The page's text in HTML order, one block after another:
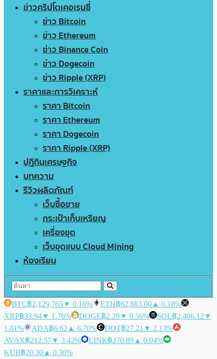
ข่าวคริปโตเคอเรนซี่
ข่าว Bitcoin
ข่าว Ethereum
ข่าว Binance Coin
ข่าว Dogecoin
ข่าว Ripple (XRP)
ราคาและการวิเคราะห์
ราคา Bitcoin
ราคา Ethereum
ราคา Dogecoin
ราคา Ripple (XRP)
ปฏิทินเศรษฐกิจ
บทความ
รีวิวผลิตภัณฑ์
เว็บซื้อขาย
กระเป๋าเก็บเหรียญ
เครื่องขุด
เว็บขุดแบบ Cloud Mining
ห้องเรียน
BTC฿2,129,765▼ 0.16% ETH฿62,883.00 ▲ 0.18%
XRP฿33.94▼ 1.76% DOGE฿2.29▼ 0.56% SOL฿2,406.12 ▼
1.01%
ADA฿6.62 ▲ 6.70% DOT฿27.21 ▼ 2.13%
AVAX฿212.57▼ 3.42% LINK฿270.89 ▲ 0.94%
KUB฿20.30 ▲ 0.36%